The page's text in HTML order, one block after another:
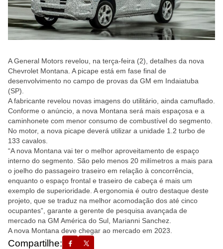
A General Motors revelou, na terça-feira (2), detalhes da nova
Chevrolet Montana. A picape está em fase final de
desenvolvimento no campo de provas da GM em Indaiatuba
(SP).
A fabricante revelou novas imagens do utilitário, ainda camuflado.
Conforme o anúncio, a nova Montana será mais espaçosa e a
caminhonete com menor consumo de combustível do segmento.
No motor, a nova picape deverá utilizar a unidade 1.2 turbo de
133 cavalos.
“A nova Montana vai ter o melhor aproveitamento de espaço
interno do segmento. São pelo menos 20 milímetros a mais para
o joelho do passageiro traseiro em relação à concorrência,
enquanto o espaço frontal e traseiro de cabeça é mais um
exemplo de superioridade. A ergonomia é outro destaque deste
projeto, que se traduz na melhor acomodação dos até cinco
ocupantes”, garante a gerente de pesquisa avançada de
mercado na GM América do Sul, Marianni Sanchez.
A nova Montana deve chegar ao mercado em 2023.
Compartilhe: